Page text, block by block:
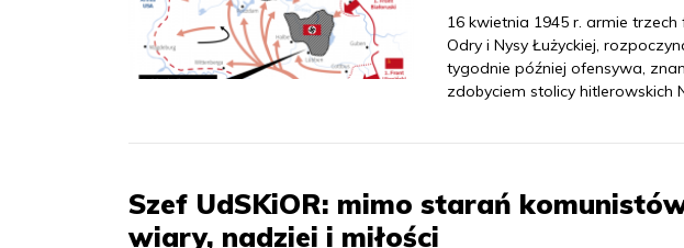
16 kwietnia 1945 r. armie
Odry i Nysy Łużyckiej,
tygodnie później ofensywa,
zdobyciem stolicy hitlerowskich
Szef UdSKiOR: mimo starań
wiary, nadziei i miłości